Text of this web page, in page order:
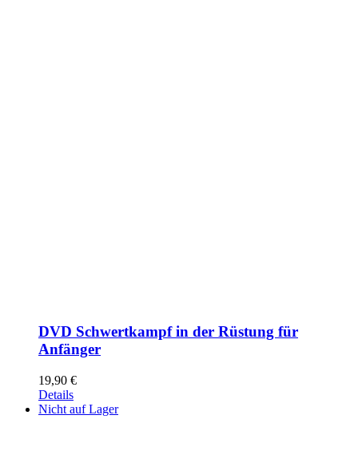
DVD Schwertkampf in der Rüstung für
Anfänger
19,90 €
Details
Nicht auf Lager